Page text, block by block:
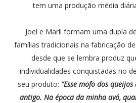
tem uma produção média
Joel e Marli formam uma dupla
famílias tradicionais na fabricação
desde que se lembra produz
individualidades conquistadas no
seu produto: “Esse mofo dos
antigo. Na época da minha avó,